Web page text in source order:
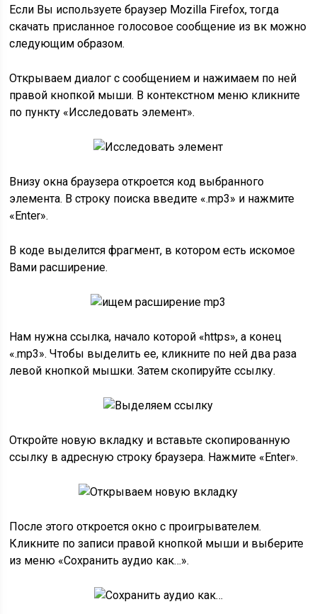
Если Вы используете браузер Mozilla Firefox, тогда
скачать присланное голосовое сообщение из вк можно
следующим образом.
Открываем диалог с сообщением и нажимаем по ней
правой кнопкой мыши. В контекстном меню кликните
по пункту «Исследовать элемент».
Внизу окна браузера откроется код выбранного
элемента. В строку поиска введите «.mp3» и нажмите
«Enter».
В коде выделится фрагмент, в котором есть искомое
Вами расширение.
Нам нужна ссылка, начало которой «https», а конец
«.mp3». Чтобы выделить ее, кликните по ней два раза
левой кнопкой мышки. Затем скопируйте ссылку.
Откройте новую вкладку и вставьте скопированную
ссылку в адресную строку браузера. Нажмите «Enter».
После этого откроется окно с проигрывателем.
Кликните по записи правой кнопкой мыши и выберите
из меню «Сохранить аудио как…».